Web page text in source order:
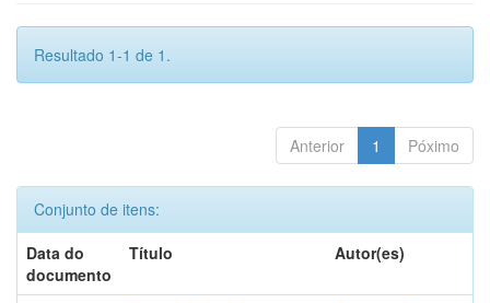
Resultado 1-1 de 1.
Anterior 1 Póximo
Conjunto de itens:
Data do
documento
Título Autor(es)